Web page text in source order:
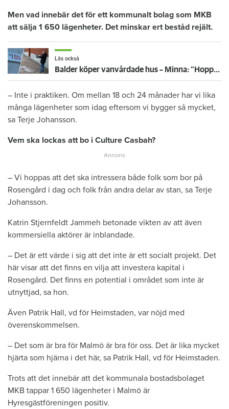
Men vad innebär det för ett kommunalt bolag som MKB
att sälja 1 650 lägenheter. Det minskar ert beståd rejält.
Läs också
Balder köper vanvårdade hus – Minna: ”Hoppas på förbättring”
– Inte i praktiken. Om mellan 18 och 24 månader har vi lika
många lägenheter som idag eftersom vi bygger så mycket,
sa Terje Johansson.
Vem ska lockas att bo i Culture Casbah?
– Vi hoppas att det ska intressera både folk som bor på
Rosengård i dag och folk från andra delar av stan, sa Terje
Johansson.
Katrin Stjernfeldt Jammeh betonade vikten av att även
kommersiella aktörer är inblandade.
– Det är ett värde i sig att det inte är ett socialt projekt. Det
här visar att det finns en vilja att investera kapital i
Rosengård. Det finns en potential i området som inte är
utnyttjad, sa hon.
Även Patrik Hall, vd för Heimstaden, var nöjd med
överenskommelsen.
– Det som är bra för Malmö är bra för oss. Det är lika mycket
hjärta som hjärna i det här, sa Patrik Hall, vd för Heimstaden.
Trots att det innebär att det kommunala bostadsbolaget
MKB tappar 1 650 lägenheter i Malmö är
Hyresgästföreningen positiv.